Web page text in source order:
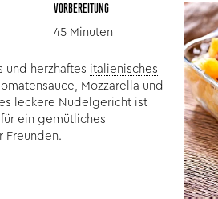
VORBEREITUNG
45 Minuten
und herzhaftes italienisches
Mozzarella und
leckere Nudelgericht ist
ein gemütliches
Freunden.